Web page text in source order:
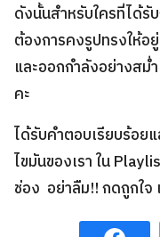
ดังนั้นสำหรับใครที่ได้รั
ต้องการคงรูปทรงให้อ
และออกกำลังอย่างสม่
คะ
ได้รับคำตอบเรียบร้อย
ไขมันของเรา ใน
ช่อง อย่าลืม!! กดถูกใจ